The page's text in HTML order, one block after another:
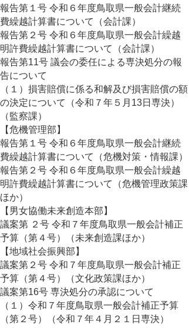
報告第１号 令和６年度鳥取県一般会計継続
費繰越計算書について（会計課）
報告第２号 令和６年度鳥取県一般会計繰越
明許費繰越計算書について（会計課）
報告第11号 議会の委任による専決処分の報
告について
（１）損害賠償に係る和解及び損害賠償の額
の決定について（令和７年５月13日専決）
（監察課）
【危機管理部】
報告第１号 令和６年度鳥取県一般会計継続
費繰越計算書について（危機対策・情報課）
報告第２号 令和６年度鳥取県一般会計繰越
明許費繰越計算書について（危機管理政策課
ほか）
【男女協働未来創造本部】
議案第 ２号 令和７年度鳥取県一般会計補正
予算（第４号）（未来創造課ほか）
【地域社会振興部】
議案第２号 令和７年度鳥取県一般会計補正
予算（第４号）（文化政策課ほか）
議案第16号 専決処分の承認について
（１）令和７年度鳥取県一般会計補正予算
（第２号）（令和７年４月２１日専決）